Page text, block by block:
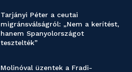
Tarjányi Péter a ceutai
migránsválságról: „Nem a kerítést,
hanem Spanyolországot
tesztelték”
Molinóval üzentek a Fradi-